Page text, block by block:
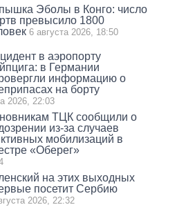
Эболы в Конго: число
превысило 1800
6 августа 2026, 18:50
в аэропорту
в Германии
информацию о
на борту
2026, 22:03
ТЦК сообщили о
из-за случаев
мобилизаций в
«Оберег»
на этих выходных
посетит Сербию
2026, 22:32